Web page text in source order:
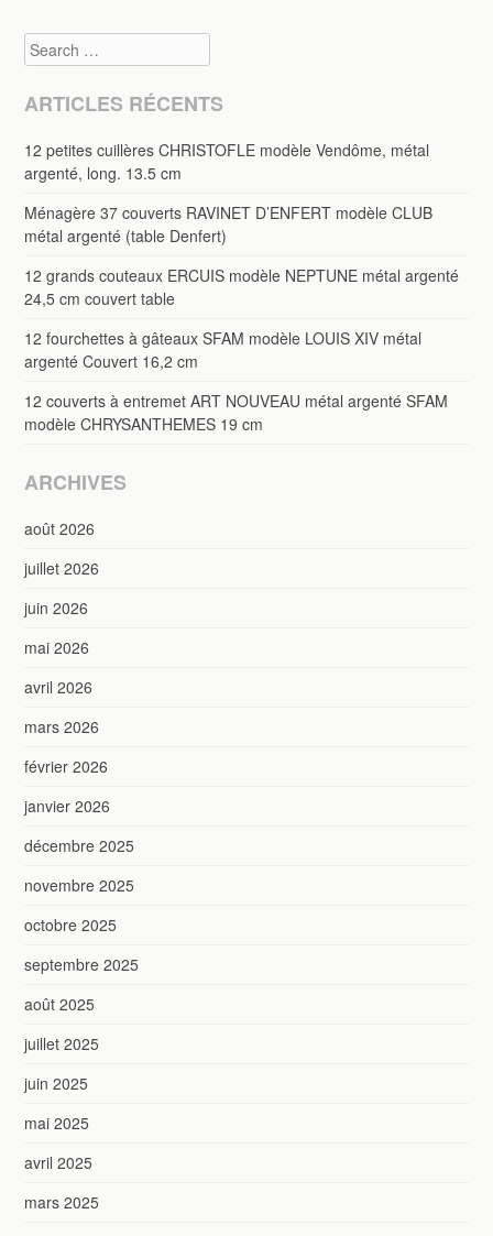
Search
ARTICLES RÉCENTS
12 petites cuillères CHRISTOFLE modèle Vendôme, métal
argenté, long. 13.5 cm
Ménagère 37 couverts RAVINET D’ENFERT modèle CLUB
métal argenté (table Denfert)
12 grands couteaux ERCUIS modèle NEPTUNE métal argenté
24,5 cm couvert table
12 fourchettes à gâteaux SFAM modèle LOUIS XIV métal
argenté Couvert 16,2 cm
12 couverts à entremet ART NOUVEAU métal argenté SFAM
modèle CHRYSANTHEMES 19 cm
ARCHIVES
août 2026
juillet 2026
juin 2026
mai 2026
avril 2026
mars 2026
février 2026
janvier 2026
décembre 2025
novembre 2025
octobre 2025
septembre 2025
août 2025
juillet 2025
juin 2025
mai 2025
avril 2025
mars 2025